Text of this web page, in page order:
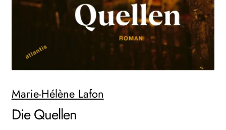
Marie-Hélène Lafon
Die Quellen